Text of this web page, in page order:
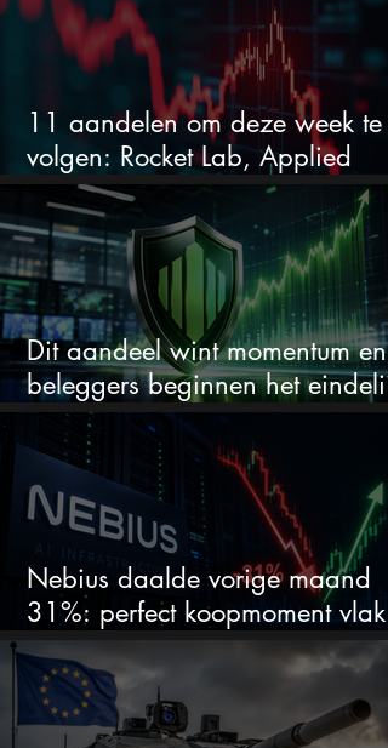
11 aandelen om deze week te
volgen: Rocket Lab, Applied
Materials en de zwaarste AI-test
Dit aandeel wint momentum en
beleggers beginnen het eindelijk
te zien
Nebius daalde vorige maand
31%: perfect koopmoment vlak
voor kwartaalcijfers?